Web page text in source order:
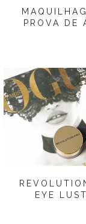
PROVA DE
EYE